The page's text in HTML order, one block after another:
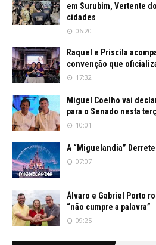
em Surubim, Vertente
cidades
06:20
Raquel e Priscila
convenção que
17:32
Miguel Coelho vai
para o Senado nesta
10:01
A “Miguelandia” Derrete
07:07
Álvaro e Gabriel Porto
“não cumpre a palavra”
09:25